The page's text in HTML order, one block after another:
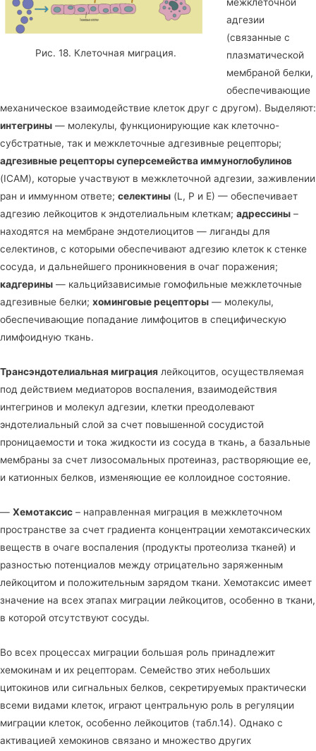
Рис. 18. Клеточная миграция.
адгезии
(связанные с
плазматической
мембраной белки,
обеспечивающие
механическое взаимодействие клеток друг с другом). Выделяют:
интегрины — молекулы, функционирующие как клеточно-
субстратные, так и межклеточные адгезивные рецепторы;
адгезивные рецепторы суперсемейства иммуноглобулинов
(ICAM), которые участвуют в межклеточной адгезии, заживлении
ран и иммунном ответе; селектины (L, Р и Е) — обеспечивает
адгезию лейкоцитов к эндотелиальным клеткам; адрессины –
находятся на мембране эндотелиоцитов — лиганды для
селектинов, с которыми обеспечивают адгезию клеток к стенке
сосуда, и дальнейшего проникновения в очаг поражения;
кадгерины — кальцийзависимые гомофильные межклеточные
адгезивные белки; хоминговые рецепторы — молекулы,
обеспечивающие попадание лимфоцитов в специфическую
лимфоидную ткань.
Трансэндотелиальная миграция лейкоцитов, осуществляемая
под действием медиаторов воспаления, взаимодействия
интегринов и молекул адгезии, клетки преодолевают
эндотелиальный слой за счет повышенной сосудистой
проницаемости и тока жидкости из сосуда в ткань, а базальные
мембраны за счет лизосомальных протеиназ, растворяющие ее,
и катионных белков, изменяющие ее коллоидное состояние.
— Хемотаксис – направленная миграция в межклеточном
пространстве за счет градиента концентрации хемотаксических
веществ в очаге воспаления (продукты протеолиза тканей) и
разностью потенциалов между отрицательно заряженным
лейкоцитом и положительным зарядом ткани. Хемотаксис имеет
значение на всех этапах миграции лейкоцитов, особенно в ткани,
в которой отсутствуют сосуды.
Во всех процессах миграции большая роль принадлежит
хемокинам и их рецепторам. Семейство этих небольших
цитокинов или сигнальных белков, секретируемых практически
всеми видами клеток, играют центральную роль в регуляции
миграции клеток, особенно лейкоцитов (табл.14). Однако с
активацией хемокинов связано и множество других